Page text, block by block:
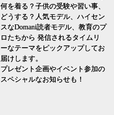
何を着る？子供の受験や習い事、
どうする？人気モデル、ハイセン
スなDomani読者モデル、教育のプ
ロたちから 発信されるタイムリ
ーなテーマをピックアップしてお
届けします。
プレゼント企画やイベント参加の
スペシャルなお知らせも！